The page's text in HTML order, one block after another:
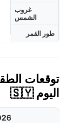
غروب
الشمس
طور القمر
توقعات
اليوم 🇸🇾